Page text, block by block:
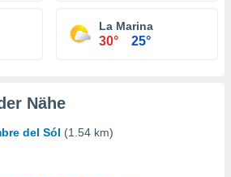
La Marina
30° 25°
Nähe
del Sól (1.54 km)